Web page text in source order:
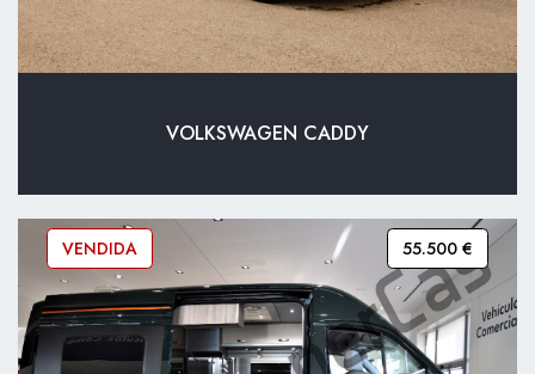
VOLKSWAGEN CADDY
VENDIDA 55.500 €